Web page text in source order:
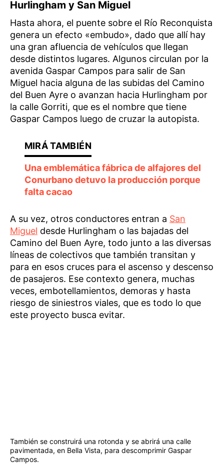
Hurlingham y San Miguel
Hasta ahora, el puente sobre el Río Reconquista
genera un efecto «embudo», dado que allí hay
una gran afluencia de vehículos que llegan
desde distintos lugares. Algunos circulan por la
avenida Gaspar Campos para salir de San
Miguel hacia alguna de las subidas del Camino
del Buen Ayre o avanzan hacia Hurlingham por
la calle Gorriti, que es el nombre que tiene
Gaspar Campos luego de cruzar la autopista.
Una emblemática fábrica de alfajores del
Conurbano detuvo la producción porque
falta cacao
A su vez, otros conductores entran a San
Miguel desde Hurlingham o las bajadas del
Camino del Buen Ayre, todo junto a las diversas
líneas de colectivos que también transitan y
para en esos cruces para el ascenso y descenso
de pasajeros. Ese contexto genera, muchas
veces, embotellamientos, demoras y hasta
riesgo de siniestros viales, que es todo lo que
este proyecto busca evitar.
También se construirá una rotonda y se abrirá una calle
pavimentada, en Bella Vista, para descomprimir Gaspar
Campos.